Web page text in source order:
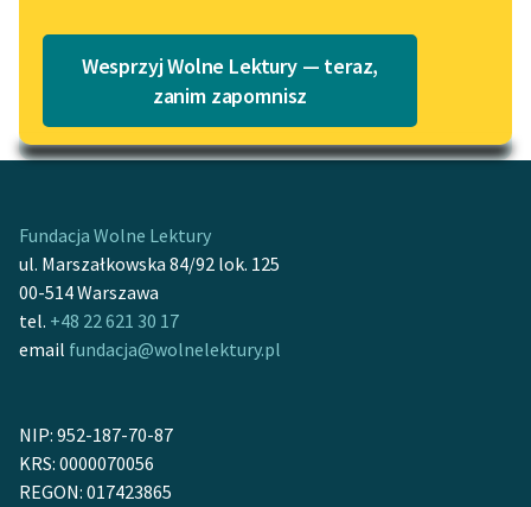
Lektury szkolne i klasyka
niepełnosprawnościami
E-kolekcja lektur
szkolnych i literatury do
słuchania dla uczennic i
Feministyczne inspiracje.
Popularyzacja
skandynawskiej literatury
Katalog w formacie PDF
Wesprzyj Wolne Lektury — teraz,
zanim zapomnisz
Motyw: Egoizm
Fundacja Wolne Lektury
ul. Marszałkowska 84/92 lok. 125
00-514 Warszawa
tel. +48 22 621 30 17
email fundacja@wolnelektury.pl
NIP: 952-187-70-87
KRS: 0000070056
REGON: 017423865